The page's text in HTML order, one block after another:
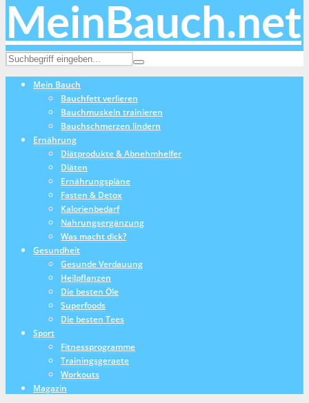
Mein Bauch
Bauchfett verlieren
Bauchmuskeln trainieren
Bauchschmerzen lindern
Ernährung
Diätprodukte & Abnehmhelfer
Diäten
Ernährungspläne
Fasten & Detox
Kalorienbedarf
Nahrungsergänzung
Was macht dick?
Gesundheit
Gesunde Verdauung
Heilpflanzen
Die besten Öle
Superfoods
Die besten Tees
Sport
Fitnessprogramme
Trainingsgeraete
Workouts
Magazin